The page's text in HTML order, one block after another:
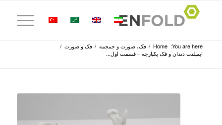
You are here:
Home
/ فک، صورت و جمجمه / فک و صورت /
ایمپلنت دندان و فک یکپارچه – قسمت اول...